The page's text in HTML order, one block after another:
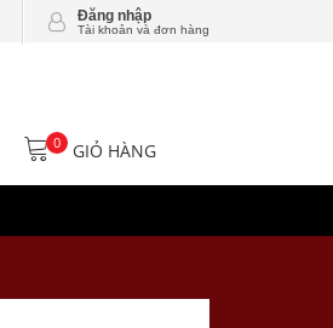
Đăng nhập
Tài khoản và đơn hàng
0 GIỎ HÀNG